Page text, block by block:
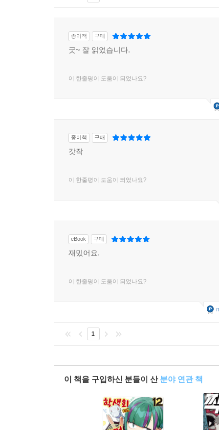
종이책 구매
굿~ 잘 읽었습니다.
이 한줄평이 도움이 되었나요?
종이책 구매
갓작
이 한줄평이 도움이 되었나요?
eBook 구매
재밌어요.
이 한줄평이 도움이 되었나요?
1
이 책을 구입하신 분들이 산 분야 연관 책